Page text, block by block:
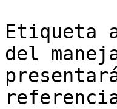
Etiqueta
del